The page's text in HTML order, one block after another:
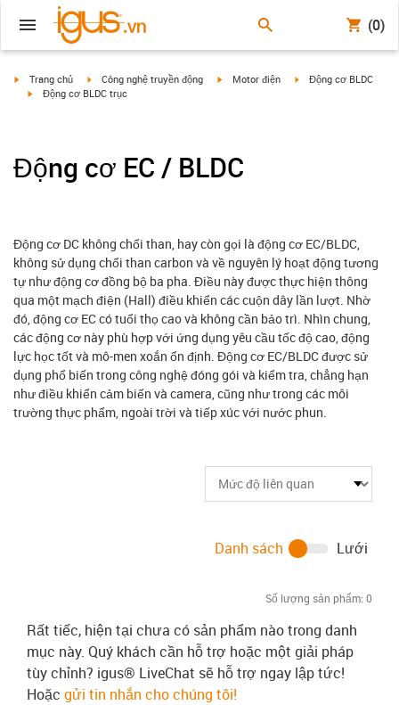
(0)
igus-icon-arrow-right
Trang chủ igus-icon-arrow-right
Công nghệ truyền động igus-icon-arrow-right
Motor điện igus-icon-arrow-right
Động cơ BLDC
igus-icon-arrow-right
Động cơ BLDC trục
Động cơ EC / BLDC
Động cơ DC không chổi than, hay còn gọi là động cơ EC/BLDC,
không sử dụng chổi than carbon và về nguyên lý hoạt động tương
tự như động cơ đồng bộ ba pha. Điều này được thực hiện thông
qua một mạch điện (Hall) điều khiển các cuộn dây lần lượt. Nhờ
đó, động cơ EC có tuổi thọ cao và không cần bảo trì. Nhìn chung,
các động cơ này phù hợp với ứng dụng yêu cầu tốc độ cao, động
lực học tốt và mô-men xoắn ổn định. Động cơ EC/BLDC được sử
dụng phổ biến trong công nghệ đóng gói và kiểm tra, chẳng hạn
như điều khiển cảm biến và camera, cũng như trong các môi
trường thực phẩm, ngoài trời và tiếp xúc với nước phun.
Số lượng sản phẩm: 0
Danh sách Lưới
Rất tiếc, hiện tại chưa có sản phẩm nào trong danh
mục này. Quý khách cần hỗ trợ hoặc một giải pháp
tùy chỉnh? igus® LiveChat sẽ hỗ trợ ngay lập tức!
Hoặc gửi tin nhắn cho chúng tôi!